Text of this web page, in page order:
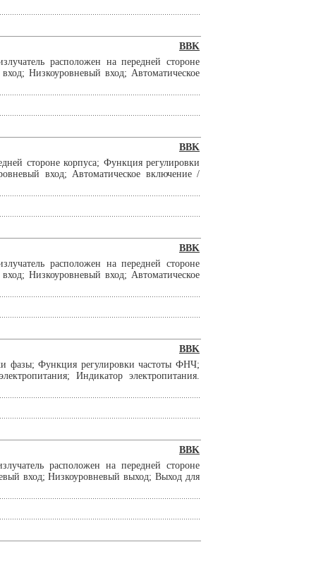
BBK
расположен на передней стороне
Низкоуровневый вход; Автоматическое
BBK
стороне корпуса; Функция регулировки
вход; Автоматическое включение /
BBK
расположен на передней стороне
Низкоуровневый вход; Автоматическое
BBK
фазы; Функция регулировки частоты ФНЧ;
Индикатор электропитания.
BBK
расположен на передней стороне
вход; Низкоуровневый выход; Выход для